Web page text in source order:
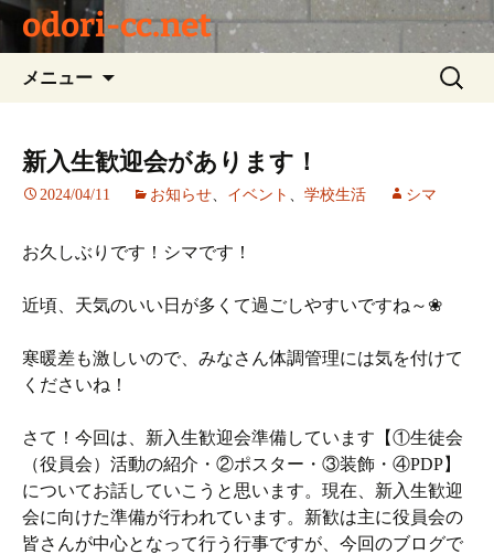
odori-cc.net
メニュー
ン
ツ
キ
プ
検
索:
新入生歓迎会があります！
2024/04/11 お知らせ、 イベント 、 学校生活 シマ
お久しぶりです！シマです！
近頃、天気のいい日が多くて過ごしやすいですね～❀
寒暖差も激しいので、みなさん体調管理には気を付けて
くださいね！
さて！今回は、新入生歓迎会準備しています【①生徒会
（役員会）活動の紹介・②ポスター・③装飾・④PDP】
についてお話していこうと思います。現在、新入生歓迎
会に向けた準備が行われています。新歓は主に役員会の
皆さんが中心となって行う行事ですが、今回のブログで